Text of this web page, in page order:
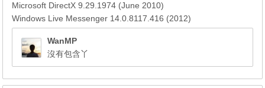
Microsoft DirectX 9.29.1974 (June 2010)
Windows Live Messenger 14.0.8117.416 (2012)
WanMP
沒有包含丫